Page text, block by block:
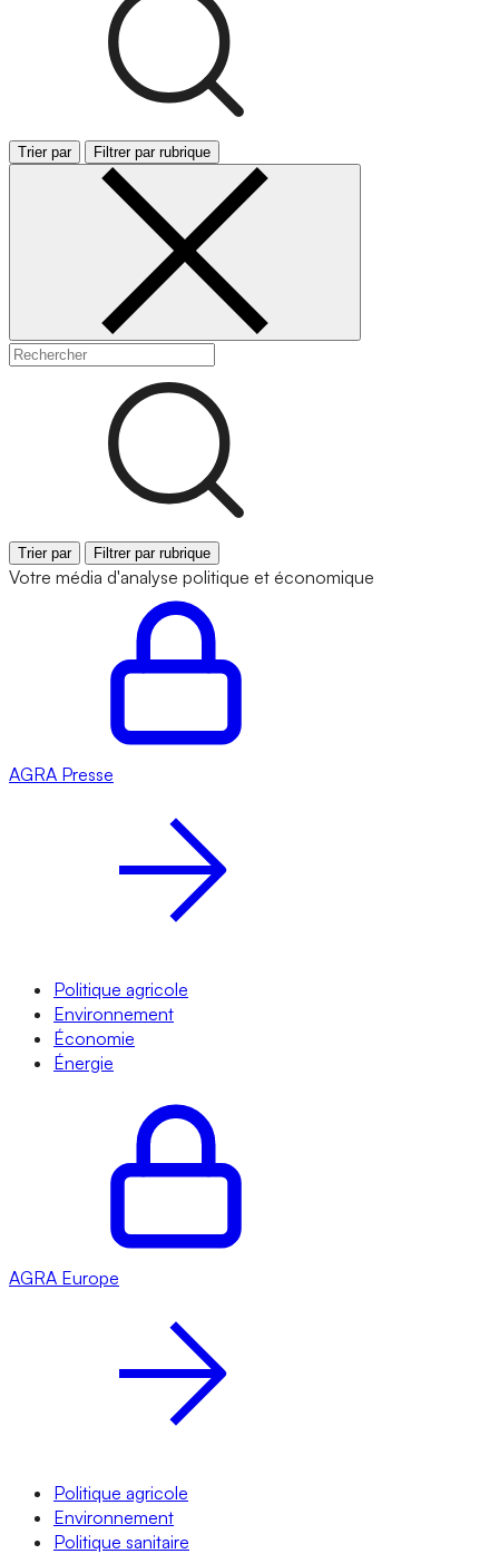
Trier par Filtrer par rubrique
Trier par Filtrer par rubrique
Votre média d'analyse politique et économique
AGRA Presse
Politique agricole
Environnement
Économie
Énergie
AGRA Europe
Politique agricole
Environnement
Politique sanitaire